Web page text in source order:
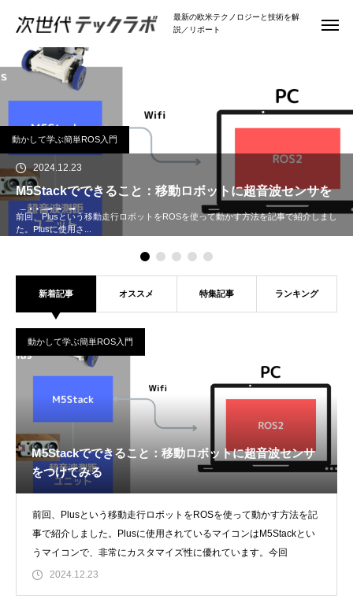
最新の欧米テクノロジーと技術を解
説／リポート
動かして学ぶ簡単ROS入門
2024.12.23
M5Stackでできること：移動ロボットに超音波センサを
つけてみる
前回、Plusという移動走行ロボットをROSを使って動かす方法を記事で紹介しまし
た。Plusに使用さ...
新着記事 オススメ 特集記事 ランキング
動かして学ぶ簡単ROS入門
M5Stackでできること：移動ロボットに超音波センサ
をつけてみる
前回、Plusという移動走行ロボットをROSを使って動かす方法を記
事で紹介しました。Plusに使用されているマイコンはM5Stackとい
うマイコンで、非常にカスタマイズ性に優れています。今回
2024.12.23